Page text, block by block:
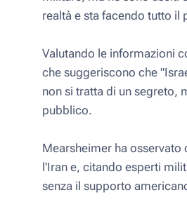
realtà e sta facendo tutto il
Valutando le informazioni
che suggeriscono che
non si tratta di un segreto,
pubblico.
Mearsheimer ha
l'Iran e, citando esperti
senza il supporto